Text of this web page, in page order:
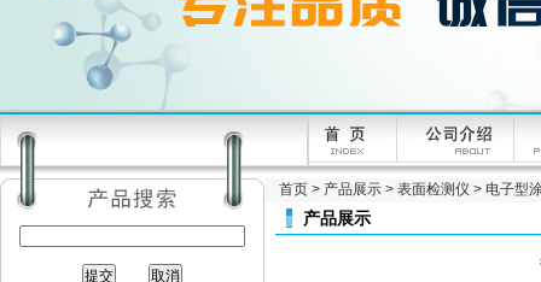
首页 > 产品展示 > 表面检测仪 > 电子型
产品展示